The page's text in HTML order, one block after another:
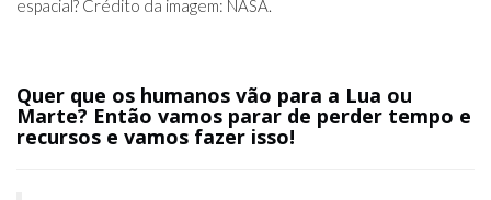
espacial? Crédito da imagem: NASA.
Quer que os humanos vão para a Lua ou
Marte? Então vamos parar de perder tempo e
recursos e vamos fazer isso!